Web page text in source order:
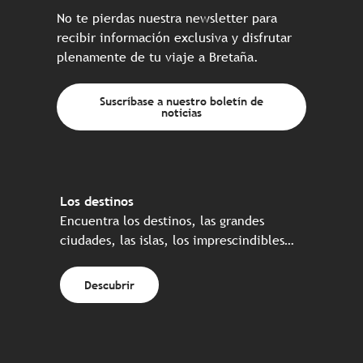
No te pierdas nuestra newsletter para
recibir información exclusiva y disfrutar
plenamente de tu viaje a Bretaña.
Suscríbase a nuestro boletín de
noticias
Los destinos
Encuentra los destinos, las grandes
ciudades, las islas, los imprescindibles…
Descubrir